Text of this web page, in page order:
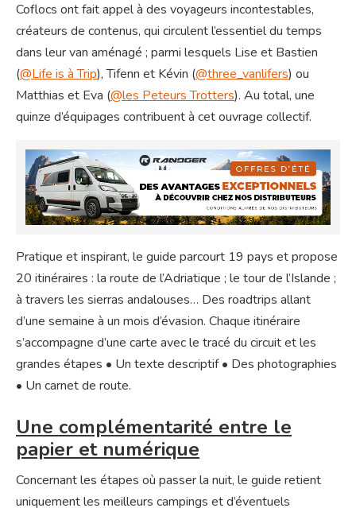
Coflocs ont fait appel à des voyageurs incontestables,
créateurs de contenus, qui circulent l’essentiel du temps
dans leur van aménagé ; parmi lesquels Lise et Bastien
(@Life is à Trip), Tifenn et Kévin (@three_vanlifers) ou
Matthias et Eva (@les Peteurs Trotters). Au total, une
quinze d’équipages contribuent à cet ouvrage collectif.
Pratique et inspirant, le guide parcourt 19 pays et propose
20 itinéraires : la route de l’Adriatique ; le tour de l’Islande ;
à travers les sierras andalouses… Des roadtrips allant
d’une semaine à un mois d’évasion. Chaque itinéraire
s’accompagne d’une carte avec le tracé du circuit et les
grandes étapes • Un texte descriptif • Des photographies
• Un carnet de route.
Une complémentarité entre le
papier et numérique
Concernant les étapes où passer la nuit, le guide retient
uniquement les meilleurs campings et d’éventuels